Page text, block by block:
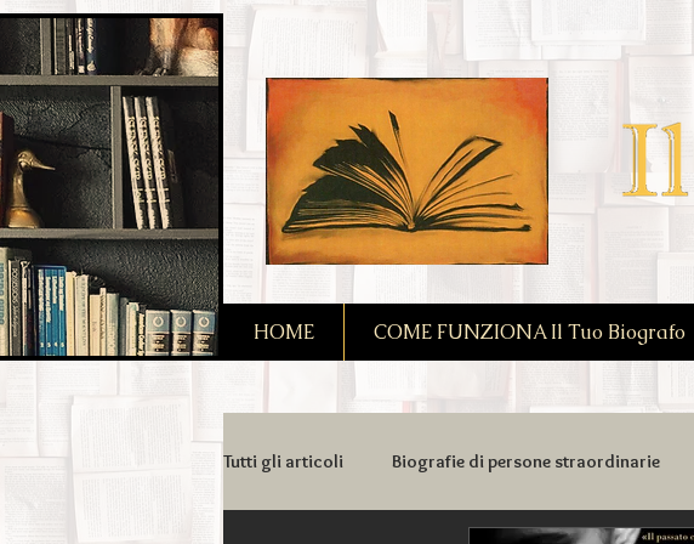
HOME COME FUNZIONA Il Tuo Biografo
Tutti gli articoli Biografie di persone straordinarie